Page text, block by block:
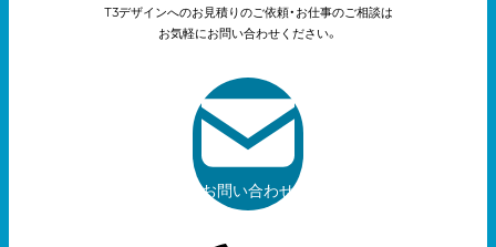
T3デザインへのお見積りのご依頼・お仕事のご相談は
お気軽にお問い合わせください。
お問い合わせ